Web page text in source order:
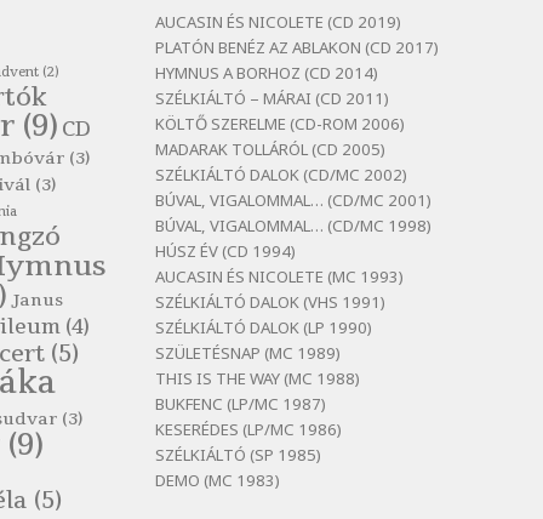
lélegzetvételnyi csöndben
Szélkiáltó
Bertók László: Az arcodra, ha
nem vigyázol
Szélkiáltó
Bertók László: Dinnye Döme
Szélkiáltó
Bertók László: Diófa-levélen
Szélkiáltó
Bertók László: El-elképzelem a
falansztert
Szélkiáltó
Bertók László: Elmenni kevés,
itt maradni sok
Szélkiáltó
Bertók László: Mintha már
pénteken vasárnap
AUCASIN ÉS NICOLETE (CD 2019)
PLATÓN BENÉZ AZ ABLAKON (CD 2017)
HYMNUS A BORHOZ (CD 2014)
SZÉLKIÁLTÓ – MÁRAI (CD 2011)
KÖLTŐ SZERELME (CD-ROM 2006)
MADARAK TOLLÁRÓL (CD 2005)
SZÉLKIÁLTÓ DALOK (CD/MC 2002)
BÚVAL, VIGALOMMAL… (CD/MC 2001)
BÚVAL, VIGALOMMAL… (CD/MC 1998)
HÚSZ ÉV (CD 1994)
AUCASIN ÉS NICOLETE (MC 1993)
SZÉLKIÁLTÓ DALOK (VHS 1991)
SZÉLKIÁLTÓ DALOK (LP 1990)
SZÜLETÉSNAP (MC 1989)
THIS IS THE WAY (MC 1988)
BUKFENC (LP/MC 1987)
KESERÉDES (LP/MC 1986)
SZÉLKIÁLTÓ (SP 1985)
DEMO (MC 1983)
(2)
(9) CD
(3)
(3)
Janus
(4)
(5)
(3)
(9)
(5)